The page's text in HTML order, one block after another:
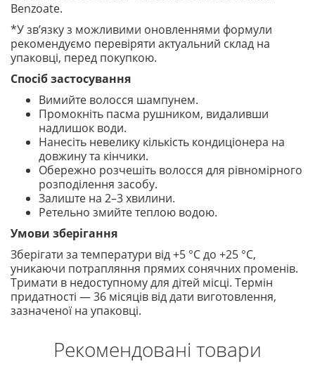
Benzoate.
*У зв’язку з можливими оновленнями формули
рекомендуємо перевіряти актуальний склад на
упаковці, перед покупкою.
Спосіб застосування
Вимийте волосся шампунем.
Промокніть пасма рушником, видаливши
надлишок води.
Нанесіть невелику кількість кондиціонера на
довжину та кінчики.
Обережно розчешіть волосся для рівномірного
розподілення засобу.
Залиште на 2–3 хвилини.
Ретельно змийте теплою водою.
Умови зберігання
Зберігати за температури від +5 °C до +25 °C,
уникаючи потрапляння прямих сонячних променів.
Тримати в недоступному для дітей місці. Термін
придатності — 36 місяців від дати виготовлення,
зазначеної на упаковці.
Рекомендовані товари